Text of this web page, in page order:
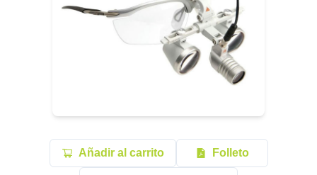
Añadir al carrito Folleto